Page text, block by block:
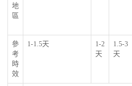
地
區
參
考
時
效
1-1.5天
1-2
天
1.5-3
天